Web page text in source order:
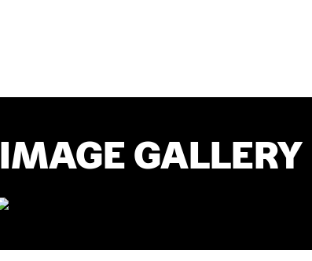
IMAGE GALLERY